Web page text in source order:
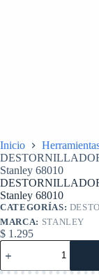
Inicio
Stanley 68010
Stanley 68010
CATEGORÍAS:
MARCA: STANLEY
$ 1.295
DESTORNILLADOR
STANLEY
C/PUNTAS